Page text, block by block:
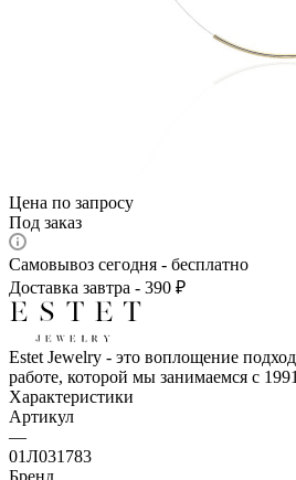
Цена по запросу
Под заказ
Самовывоз сегодня - бесплатно
Доставка завтра - 390 ₽
Estet Jewelry - это воплощение
работе, которой мы занимаемся с
Характеристики
Артикул
—
01Л031783
Бренд